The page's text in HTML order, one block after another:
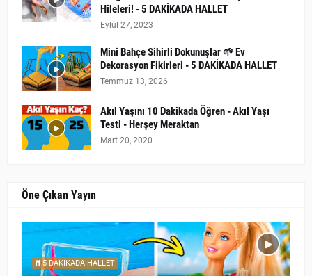
Hileleri! - 5 DAKİKADA HALLET
Eylül 27, 2023
Mini Bahçe Sihirli Dokunuşlar 🌱 Ev
Dekorasyon Fikirleri - 5 DAKİKADA HALLET
Temmuz 13, 2026
Akıl Yaşını 10 Dakikada Öğren - Akıl Yaşı
Testi - Herşey Meraktan
Mart 20, 2020
Öne Çıkan Yayın
5 DAKİKADA HALLET